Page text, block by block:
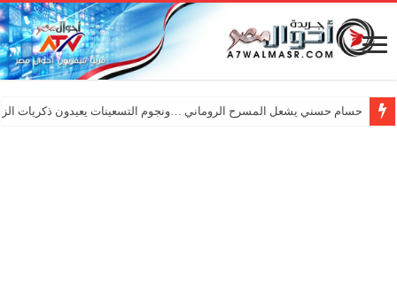
حسام حسني يشعل المسرح الروماني …ونجوم التسعينات يعيدون ذكريات